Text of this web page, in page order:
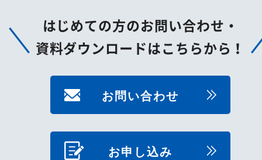
はじめての方のお問い合わせ・
資料ダウンロードはこちらから！
お問い合わせ
お申し込み